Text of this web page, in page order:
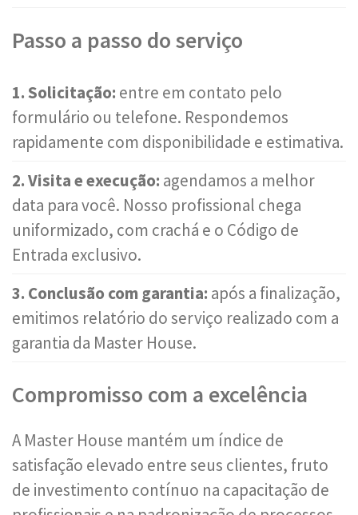
Passo a passo do serviço
1. Solicitação: entre em contato pelo
formulário ou telefone. Respondemos
rapidamente com disponibilidade e estimativa.
2. Visita e execução: agendamos a melhor
data para você. Nosso profissional chega
uniformizado, com crachá e o Código de
Entrada exclusivo.
3. Conclusão com garantia: após a finalização,
emitimos relatório do serviço realizado com a
garantia da Master House.
Compromisso com a excelência
A Master House mantém um índice de
satisfação elevado entre seus clientes, fruto
de investimento contínuo na capacitação de